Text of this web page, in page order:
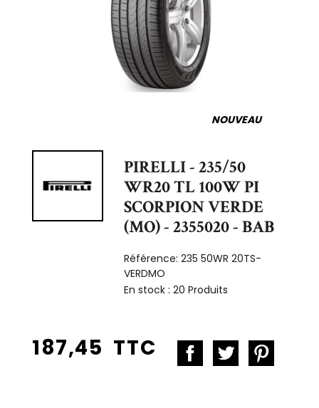
NOUVEAU
PIRELLI - 235/50
WR20 TL 100W PI
SCORPION VERDE
(MO) - 2355020 - BAB
Référence:235 50WR 20TS-
VERDMO
En stock :20 Produits
187,45 TTC